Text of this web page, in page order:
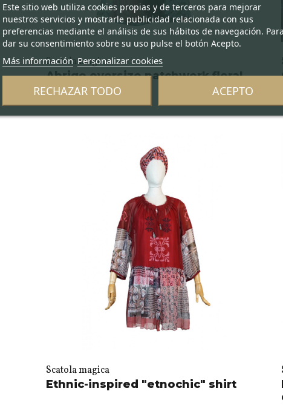
Scatola magica
Abrigo oversize patchwork floral
Scatola magica
Ethnic-inspired "etnochic" shirt
Este sitio web utiliza cookies propias y de terceros para mejorar
nuestros servicios y mostrarle publicidad relacionada con sus
preferencias mediante el análisis de sus hábitos de navegación. Para
dar su consentimiento sobre su uso pulse el botón Acepto.
Más información Personalizar cookies
RECHAZAR TODO ACEPTO